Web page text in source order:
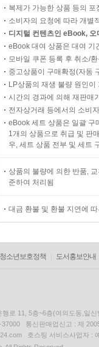
복제가 가능한 상품 등의
소비자의 요청에 따라 개별
디지털 컨텐츠인 eBook,
eBook 대여 상품은 대여 기
모바일 쿠폰 등록 후 취소/
중고상품이 구매확정(자동
LP상품의 재생 불량 원인
시간의 경과에 의해 재판매
전자상거래 등에서의 소비
eBook 세트 상품은 일괄 구
1개의 상품으로 취급 및 판
우, 세트 상품 전부 및 세트
상품의 불량에 의한 반품,
준하여 처리됨
대금 환불 및 환불 지연에
청소년보호정책 도서홍보안내
행로 11, 5층~6층(여의도동,일신
37000 통신판매업신고 : 제
호스팅 서비스사업자 :